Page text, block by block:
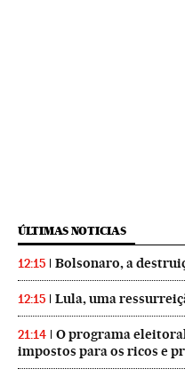
ÚLTIMAS NOTICIAS
12:15 Bolsonaro, a
12:15 Lula, uma
21:14
O programa
impostos para os ricos e